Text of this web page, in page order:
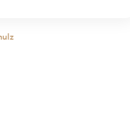
Kaffee wurde mir
Auf Dauer: Wer es
ein Kaffeegenießer